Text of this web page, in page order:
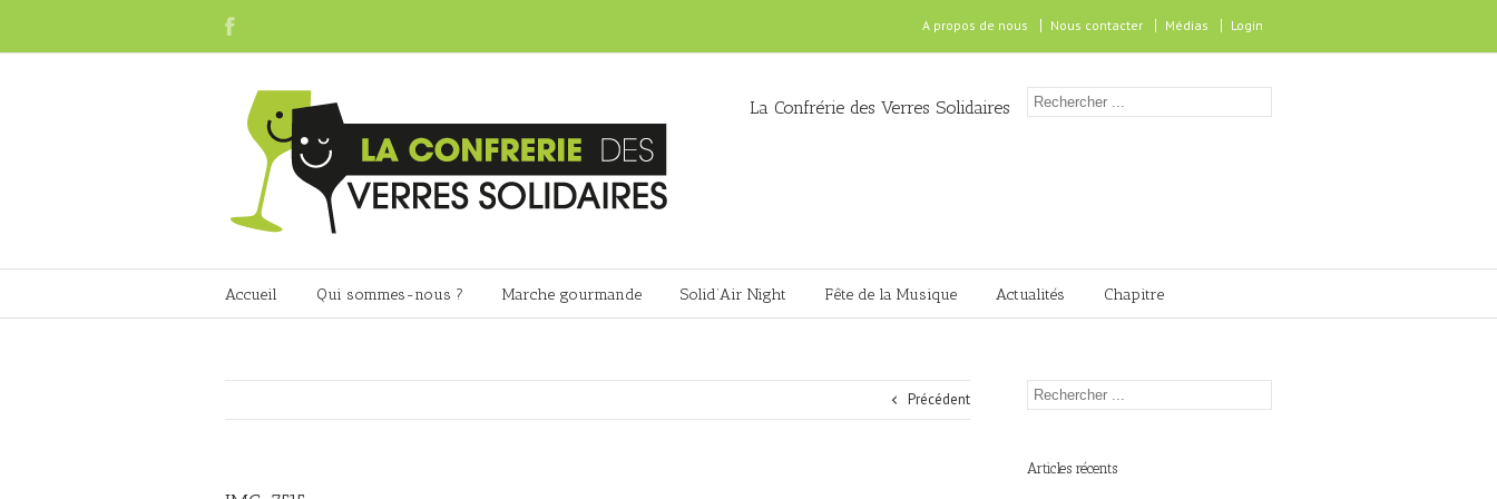
A propos de nous Nous contacter Médias Login
La Confrérie des Verres Solidaires
Accueil Qui sommes-nous ? Marche gourmande Solid’Air Night Fête de la Musique Actualités Chapitre
Précédent
Articles récents